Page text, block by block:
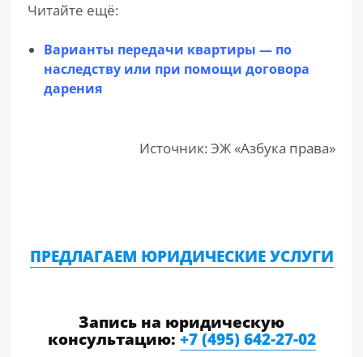
Читайте ещё:
Варианты передачи квартиры — по
наследству или при помощи договора
дарения
Источник: ЭЖ «Азбука права»
ПРЕДЛАГАЕМ ЮРИДИЧЕСКИЕ УСЛУГИ
Запись на юридическую
консультацию: +7 (495) 642-27-02